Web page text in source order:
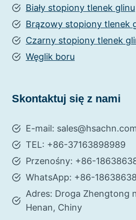
Biały stopiony tlenek glinu
Brązowy stopiony tlenek
Czarny stopiony tlenek
Węglik boru
Skontaktuj się z nami
E-mail:
TEL: +86-37163898989
Przenośny: +86-
WhatsApp: +86-
Adres: Droga Zhengtong
Henan, Chiny